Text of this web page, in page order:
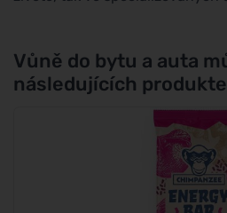
Vůně do bytu a auta
následujících